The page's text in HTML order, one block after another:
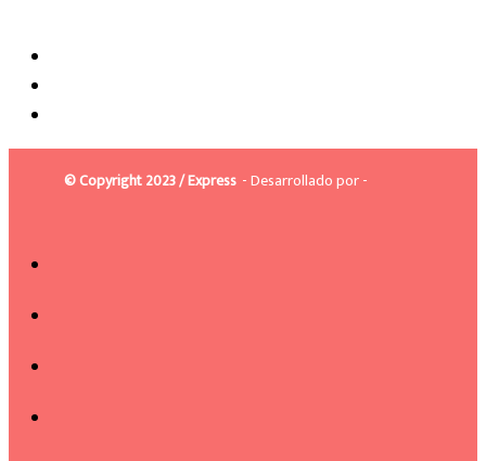
© Copyright 2023 / Express - Desarrollado por -